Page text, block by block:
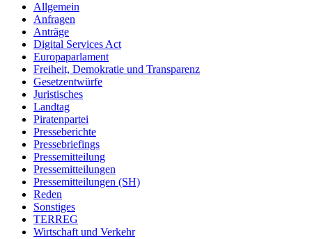
Allgemein
Anfragen
Anträge
Digital Services Act
Europaparlament
Freiheit, Demokratie und Transparenz
Gesetzentwürfe
Juristisches
Landtag
Piratenpartei
Presseberichte
Pressebriefings
Pressemitteilung
Pressemitteilungen
Pressemitteilungen (SH)
Reden
Sonstiges
TERREG
Wirtschaft und Verkehr